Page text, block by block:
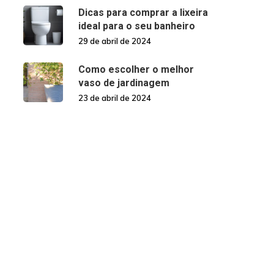
Dicas para comprar a lixeira
ideal para o seu banheiro
29 de abril de 2024
Como escolher o melhor
vaso de jardinagem
23 de abril de 2024